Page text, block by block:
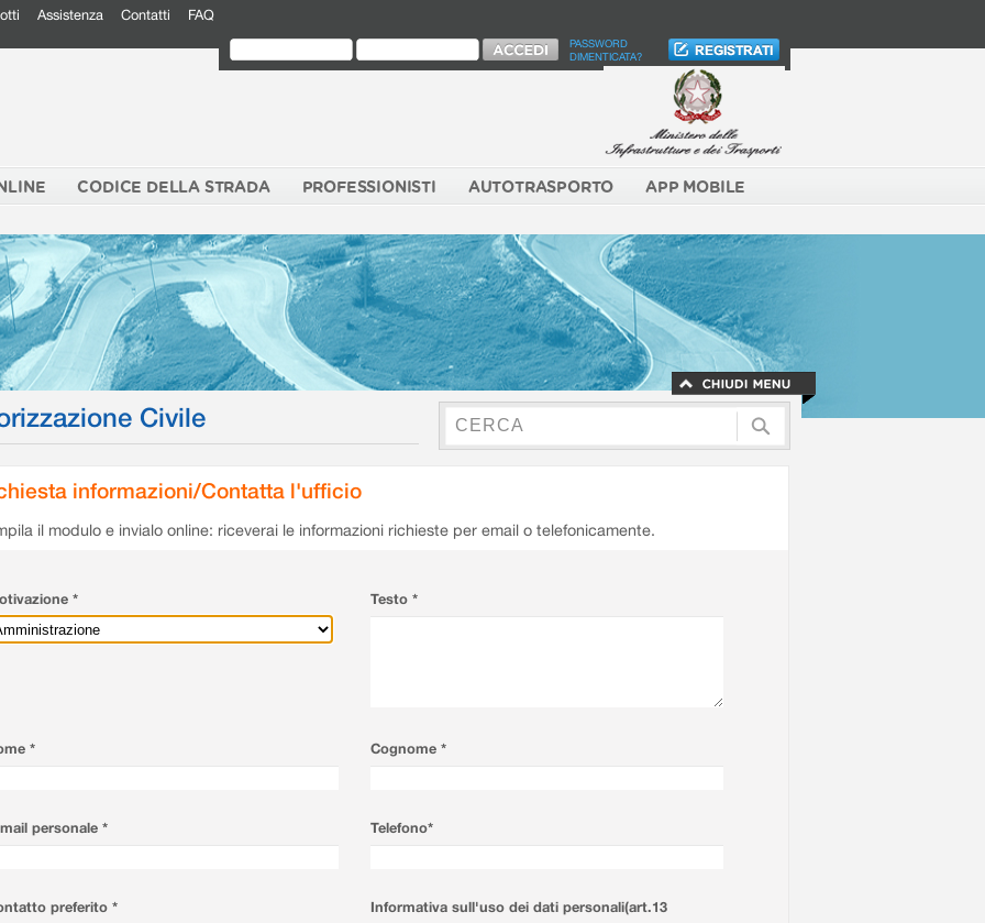
Assistenza Contatti FAQ
PASSWORD
DIMENTICATA?
CODICE DELLA STRADA PROFESSIONISTI AUTOTRASPORTO APP MOBILE
Civile
informazioni/Contatta l'ufficio
il modulo e invialo online: riceverai le informazioni richieste per email o telefonicamente.
* Testo *
* Cognome *
personale * Telefono*
preferito *
Informativa sull'uso dei dati personali(art.13